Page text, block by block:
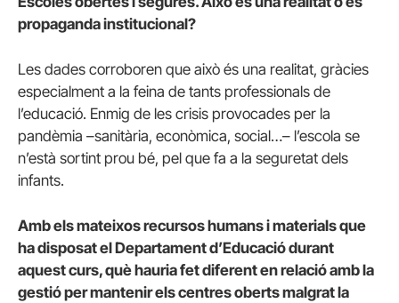
propaganda institucional?
Les dades corroboren que això és una realitat, gràcies
especialment a la feina de tants professionals de
l’educació. Enmig de les crisis provocades per la
pandèmia –sanitària, econòmica, social…– l’escola se
n’està sortint prou bé, pel que fa a la seguretat dels
infants.
Amb els mateixos recursos humans i materials que
ha disposat el Departament d’Educació durant
aquest curs, què hauria fet diferent en relació amb la
gestió per mantenir els centres oberts malgrat la